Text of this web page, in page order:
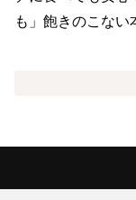
も」飽きのこない